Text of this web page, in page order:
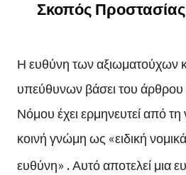
Σκοπός
Η ευθύνη των αξιωματούχων
υπεύθυνων βάσει του άρθρου
Νόμου έχει ερμηνευτεί από τη
κοινή γνώμη ως «ειδική
ευθύνη» . Αυτό αποτελεί μια